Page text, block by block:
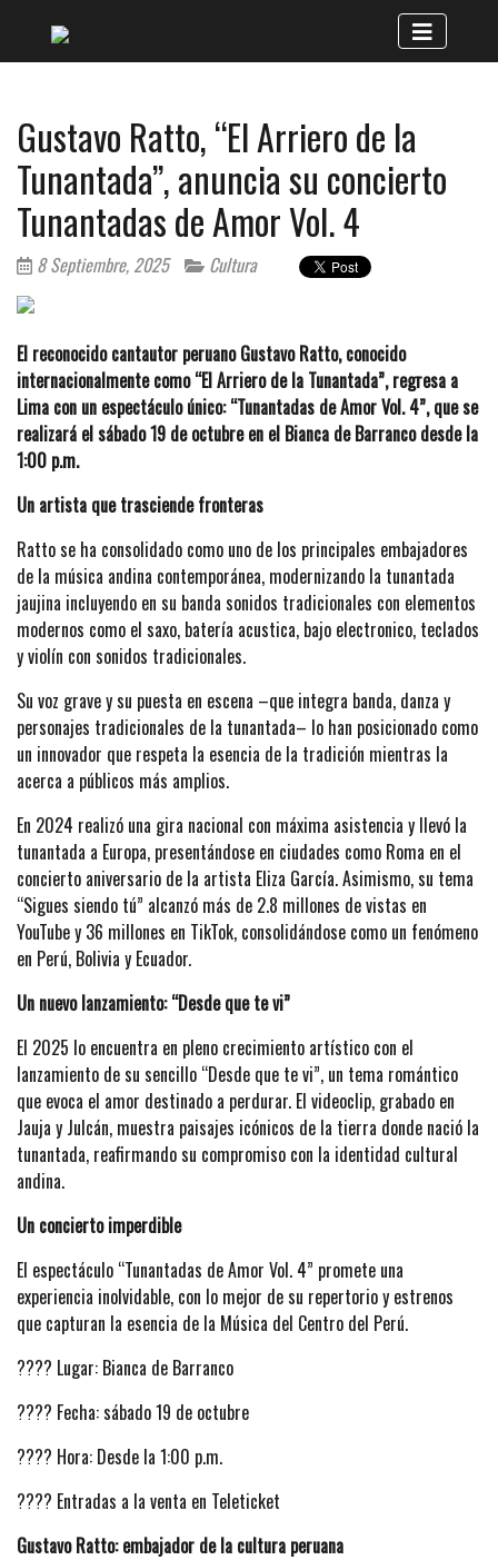
Gustavo Ratto, “El Arriero de la
Tunantada”, anuncia su concierto
Tunantadas de Amor Vol. 4
8 Septiembre, 2025 Cultura
El reconocido cantautor peruano Gustavo Ratto, conocido
internacionalmente como “El Arriero de la Tunantada”, regresa a
Lima con un espectáculo único: “Tunantadas de Amor Vol. 4”, que se
realizará el sábado 19 de octubre en el Bianca de Barranco desde la
1:00 p.m.
Un artista que trasciende fronteras
Ratto se ha consolidado como uno de los principales embajadores
de la música andina contemporánea, modernizando la tunantada
jaujina incluyendo en su banda sonidos tradicionales con elementos
modernos como el saxo, batería acustica, bajo electronico, teclados
y violín con sonidos tradicionales.
Su voz grave y su puesta en escena –que integra banda, danza y
personajes tradicionales de la tunantada– lo han posicionado como
un innovador que respeta la esencia de la tradición mientras la
acerca a públicos más amplios.
En 2024 realizó una gira nacional con máxima asistencia y llevó la
tunantada a Europa, presentándose en ciudades como Roma en el
concierto aniversario de la artista Eliza García. Asimismo, su tema
“Sigues siendo tú” alcanzó más de 2.8 millones de vistas en
YouTube y 36 millones en TikTok, consolidándose como un fenómeno
en Perú, Bolivia y Ecuador.
Un nuevo lanzamiento: “Desde que te vi”
El 2025 lo encuentra en pleno crecimiento artístico con el
lanzamiento de su sencillo “Desde que te vi”, un tema romántico
que evoca el amor destinado a perdurar. El videoclip, grabado en
Jauja y Julcán, muestra paisajes icónicos de la tierra donde nació la
tunantada, reafirmando su compromiso con la identidad cultural
andina.
Un concierto imperdible
El espectáculo “Tunantadas de Amor Vol. 4” promete una
experiencia inolvidable, con lo mejor de su repertorio y estrenos
que capturan la esencia de la Música del Centro del Perú.
???? Lugar: Bianca de Barranco
???? Fecha: sábado 19 de octubre
???? Hora: Desde la 1:00 p.m.
????️ Entradas a la venta en Teleticket
Gustavo Ratto: embajador de la cultura peruana